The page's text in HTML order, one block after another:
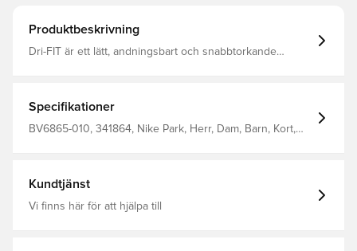
Produktbeskrivning
Dri-FIT är ett lätt, andningsbart och snabbtorkande
passform Material: 100% polyester. Anpassa din produkt
med två bokstäver eller två siffror. Perfekt för initialer
eller siffror.
Specifikationer
BV6865-010, 341864, Nike Park, Herr, Dam, Barn, Kort,
Kundtjänst
Vi finns här för att hjälpa till